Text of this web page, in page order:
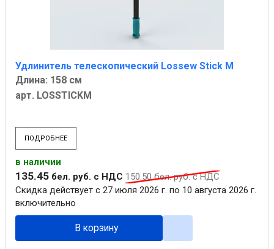
Удлинитель телескопический Lossew Stick М
Длина: 158 см
арт. LOSSTICKM
ПОДРОБНЕЕ
в наличии
135.45 бел. руб. с НДС 150.50бел. руб. с НДС
Скидка действует с 27 июля 2026 г. по 10 августа 2026 г.
включительно
В корзину